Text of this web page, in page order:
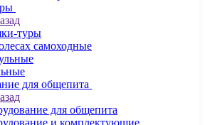
туры
самоходные
для общепита
для общепита
и комплектующие